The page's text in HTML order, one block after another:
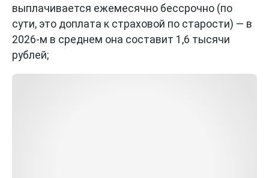
выплачивается ежемесячно бессрочно (по
сути, это доплата к страховой по старости) — в
2026-м в среднем она составит 1,6 тысячи
рублей;